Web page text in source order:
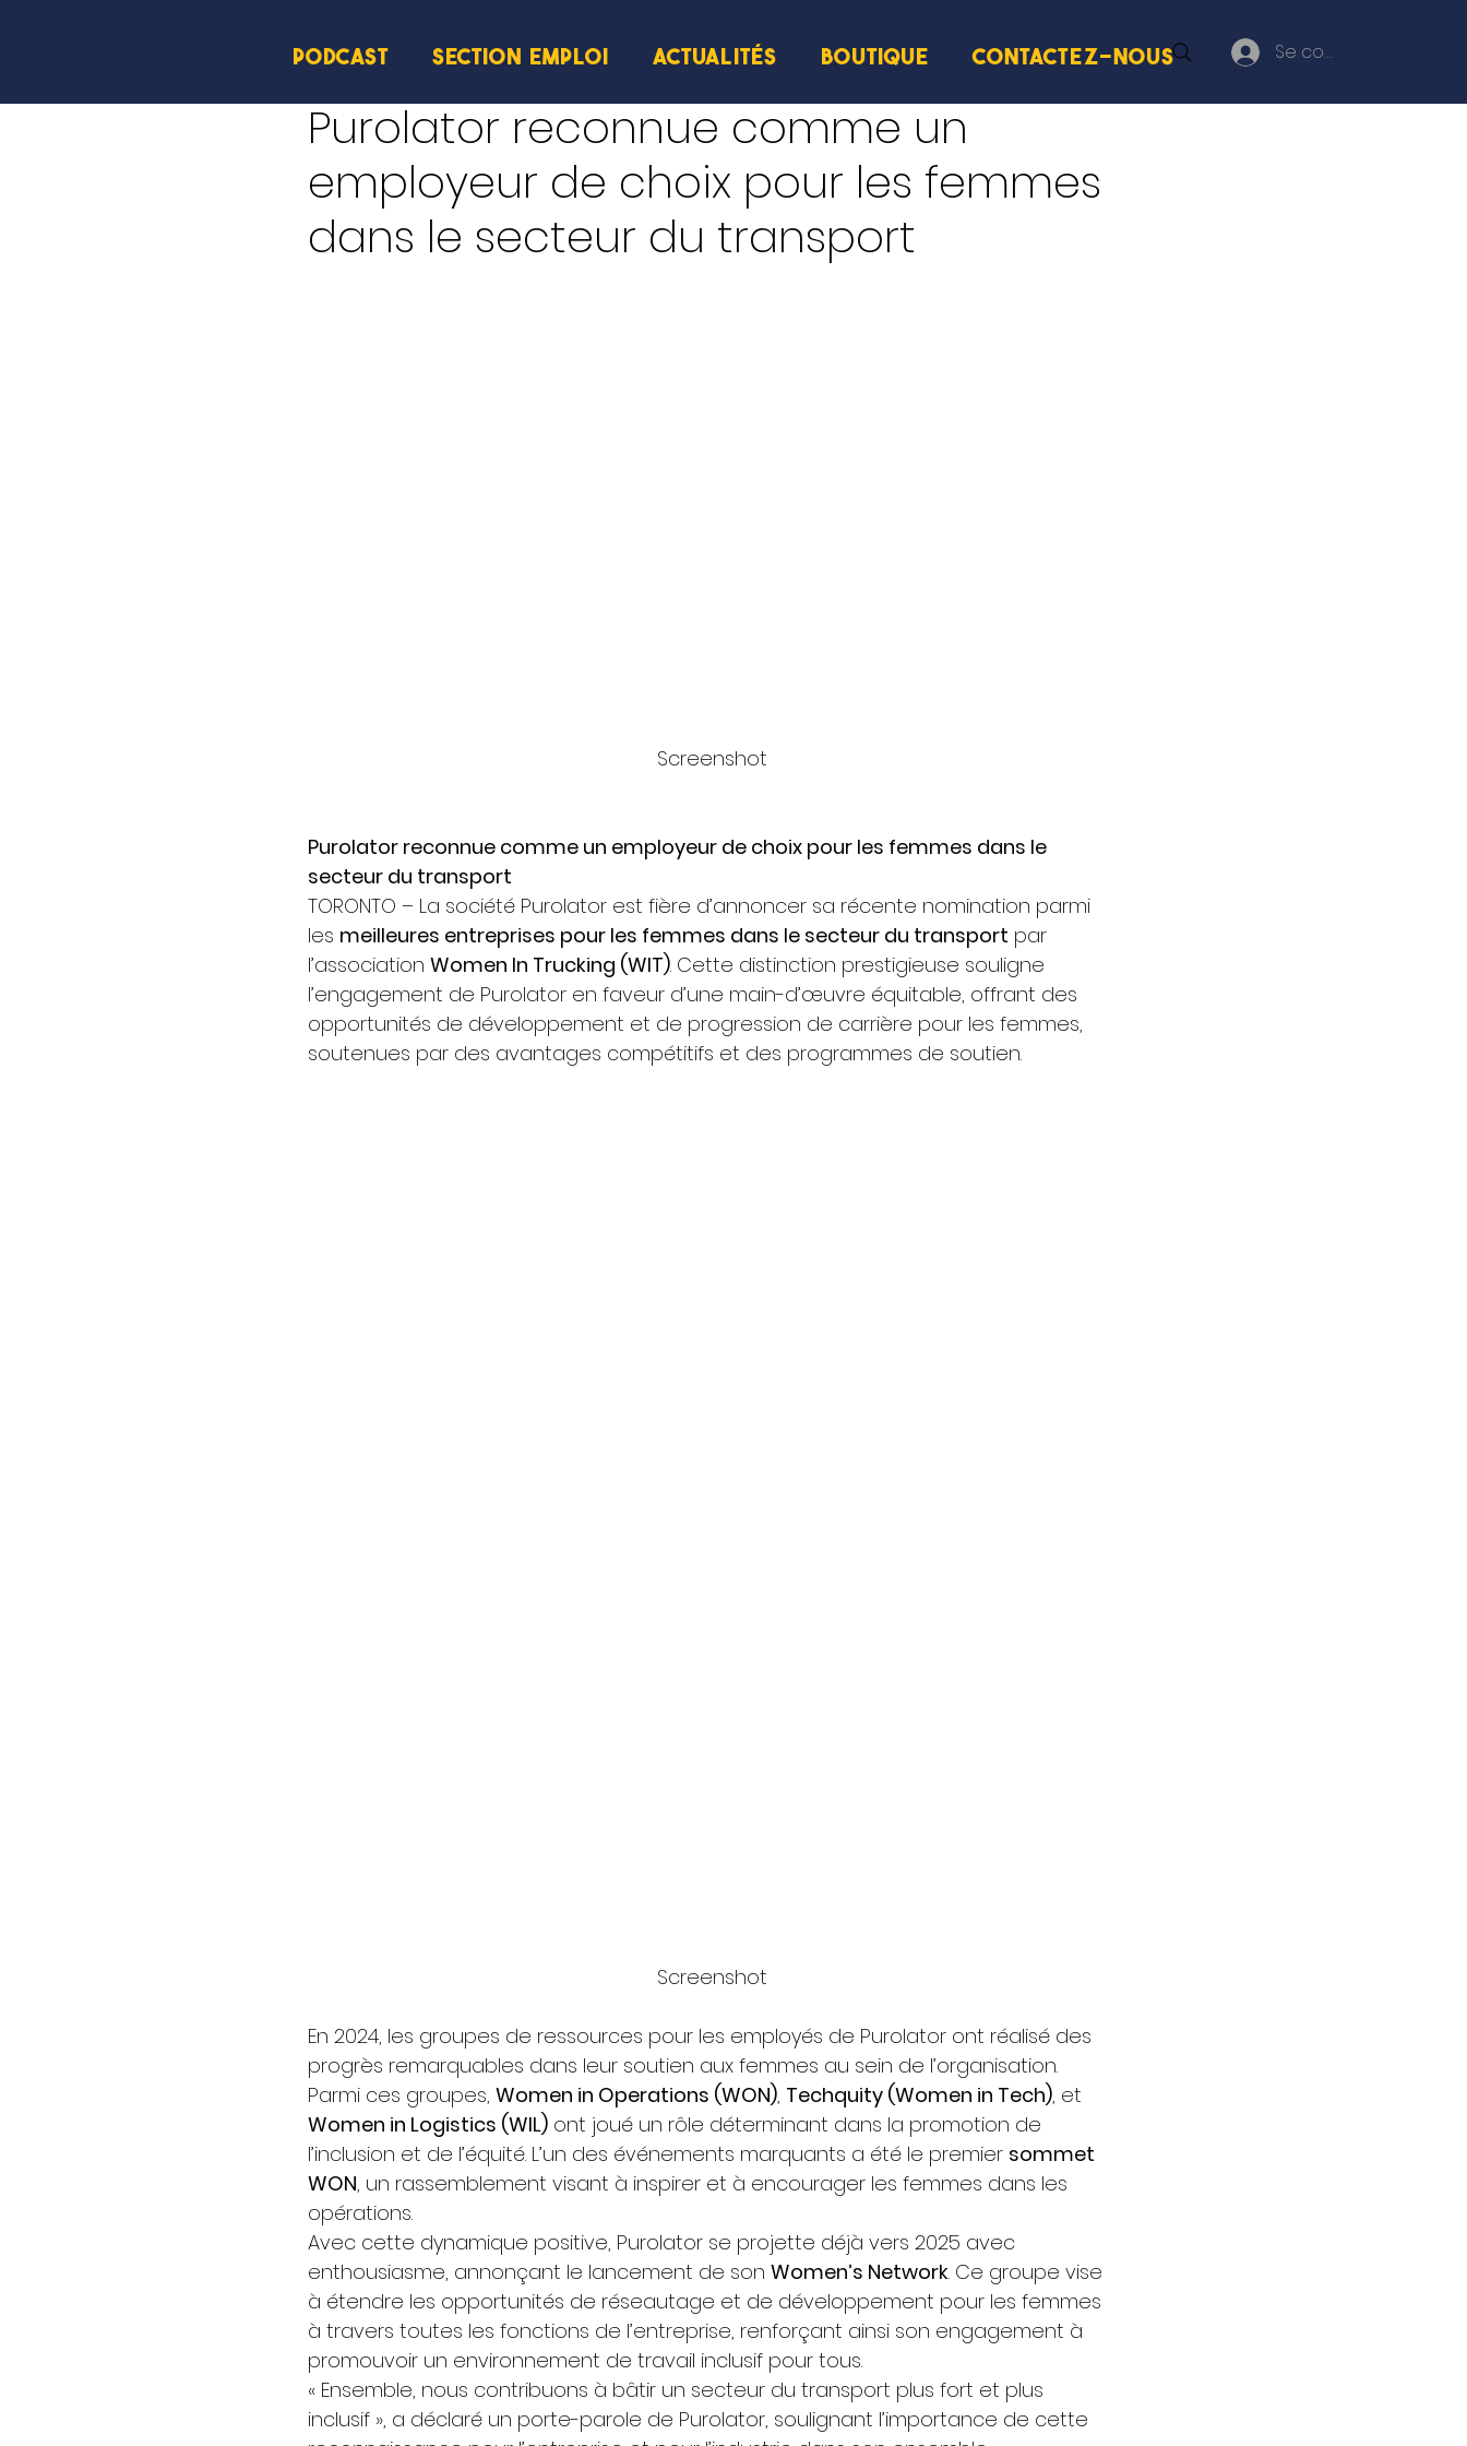
Se connecter
PODCAST SECTION EMPLOI ACTUALITÉS BOUTIQUE Contactez-nous
Purolator reconnue comme un
employeur de choix pour les femmes
dans le secteur du transport
Screenshot
Purolator reconnue comme un employeur de choix pour les femmes dans le
secteur du transport
TORONTO – La société Purolator est fière d’annoncer sa récente nomination parmi
les meilleures entreprises pour les femmes dans le secteur du transport par
l’association Women In Trucking (WIT). Cette distinction prestigieuse souligne
l’engagement de Purolator en faveur d’une main-d’œuvre équitable, offrant des
opportunités de développement et de progression de carrière pour les femmes,
soutenues par des avantages compétitifs et des programmes de soutien.
Screenshot
En 2024, les groupes de ressources pour les employés de Purolator ont réalisé des
progrès remarquables dans leur soutien aux femmes au sein de l’organisation.
Parmi ces groupes, Women in Operations (WON), Techquity (Women in Tech), et
Women in Logistics (WIL) ont joué un rôle déterminant dans la promotion de
l’inclusion et de l’équité. L’un des événements marquants a été le premier sommet
WON, un rassemblement visant à inspirer et à encourager les femmes dans les
opérations.
Avec cette dynamique positive, Purolator se projette déjà vers 2025 avec
enthousiasme, annonçant le lancement de son Women’s Network. Ce groupe vise
à étendre les opportunités de réseautage et de développement pour les femmes
à travers toutes les fonctions de l’entreprise, renforçant ainsi son engagement à
promouvoir un environnement de travail inclusif pour tous.
« Ensemble, nous contribuons à bâtir un secteur du transport plus fort et plus
inclusif », a déclaré un porte-parole de Purolator, soulignant l’importance de cette